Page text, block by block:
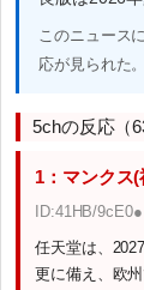
このニュース
応が見られた。
5chの反応（
1：マンクス
ID:41HB/9cE0●
任天堂は、
更に備え、欧